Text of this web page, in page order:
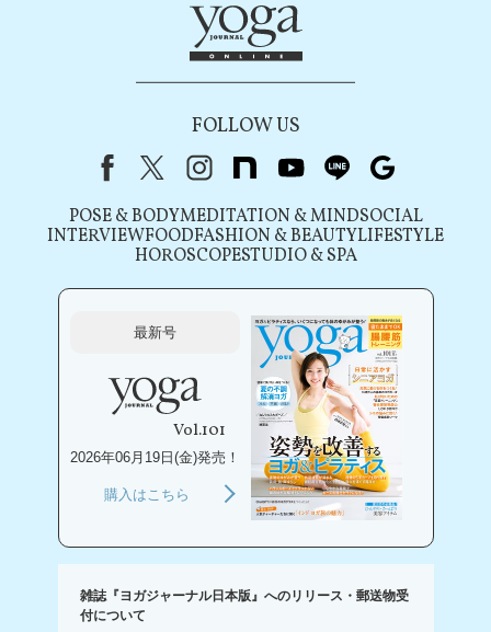
FOLLOW US
FacebookX（旧Twitter）
instagram
note youtubeline
POSE & BODYMEDITATION & MINDSOCIAL
INTERVIEWFOODFASHION & BEAUTYLIFESTYLE
HOROSCOPESTUDIO & SPA
最新号
Vol.101
2026年06月19日(金)発売！
購入はこちら
雑誌『ヨガジャーナル日本版』へのリリース・郵送物受
付について